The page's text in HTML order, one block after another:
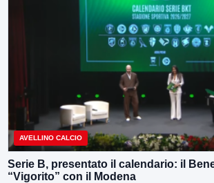
AVELLINO CALCIO
Serie B, presentato il calendario: il
“Vigorito” con il Modena